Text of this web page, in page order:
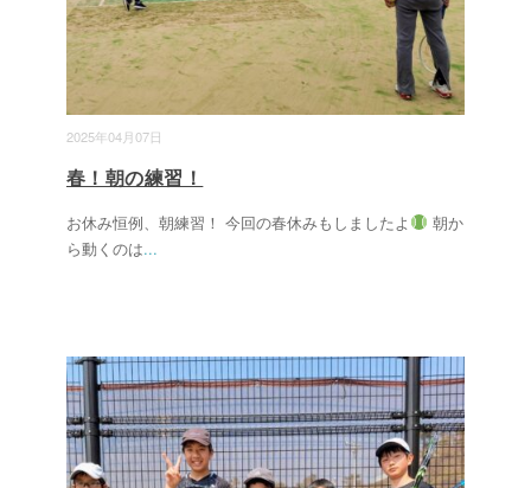
2025年04月07日
春！朝の練習！
お休み恒例、朝練習！ 今回の春休みもしましたよ
朝か
ら動くのは...